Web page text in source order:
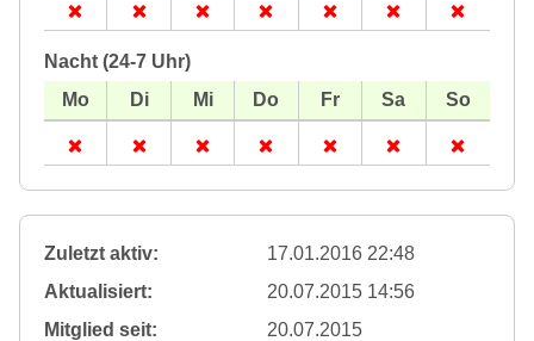
Nacht (24-7 Uhr)
Zuletzt aktiv:
17.01.2016 22:48
Aktualisiert:
20.07.2015 14:56
Mitglied seit:
20.07.2015